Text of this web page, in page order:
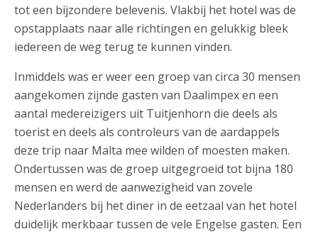
tot een bijzondere belevenis. Vlakbij het hotel was de
opstapplaats naar alle richtingen en gelukkig bleek
iedereen de weg terug te kunnen vinden.
Inmiddels was er weer een groep van circa 30 mensen
aangekomen zijnde gasten van Daalimpex en een
aantal medereizigers uit Tuitjenhorn die deels als
toerist en deels als controleurs van de aardappels
deze trip naar Malta mee wilden of moesten maken.
Ondertussen was de groep uitgegroeid tot bijna 180
mensen en werd de aanwezigheid van zovele
Nederlanders bij het diner in de eetzaal van het hotel
duidelijk merkbaar tussen de vele Engelse gasten. Een